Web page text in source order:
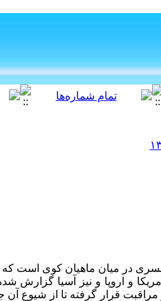
در میان ماهیان کوی است که
و اروپا و نیز آسیا گزارش
قرار گرفته تا از شیوع آن